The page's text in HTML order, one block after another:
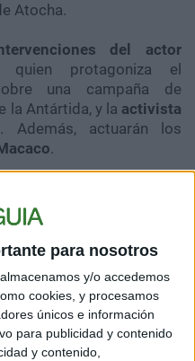
para nosotros
almacenamos y/o accedemos
cookies, y procesamos
únicos e información
para publicidad y contenido
y contenido,
Atocha.
del actor
quien protagoniza el
una campaña de
la Antártida, y la activista
. Además, actuarán los
.